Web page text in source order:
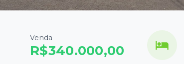
Venda
R$340.000,00